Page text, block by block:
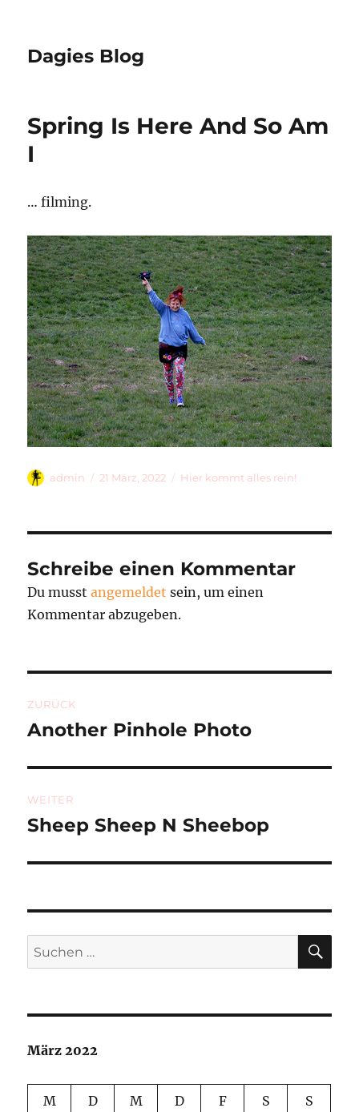
Dagies Blog
Spring Is Here And So Am
I
… filming.
Autor
admin
Veröffentlicht
21 März, 2022 Kategorien
Hier kommt alles rein!
Schreibe einen Kommentar
Du musstangemeldet sein, um einen
Kommentar abzugeben.
ZURÜCK
Vorheriger
Another Pinhole Photo
WEITER
Nächster
Sheep Sheep N Sheebop
Suchen
nach:
März 2022
M D M D F S S